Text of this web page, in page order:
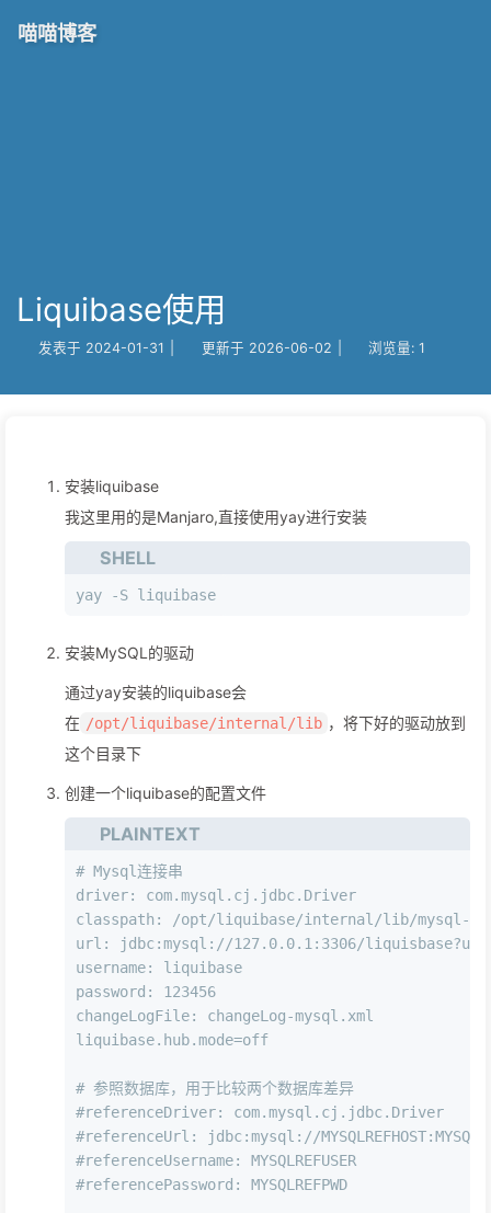
喵喵博客
Liquibase使用
发表于 2024-01-31 更新于 2026-06-02 浏览量: 1
安装liquibase
我这里用的是Manjaro,直接使用yay进行安装
SHELL
yay -S liquibase
安装MySQL的驱动
通过yay安装的liquibase会
在 /opt/liquibase/internal/lib ，将下好的驱动放到
这个目录下
创建一个liquibase的配置文件
PLAINTEXT
# Mysql连接串
driver: com.mysql.cj.jdbc.Driver
classpath: /opt/liquibase/internal/lib/mysql-
url: jdbc:mysql://127.0.0.1:3306/
username: liquibase
password: 123456
changeLogFile: changeLog-mysql.xml
liquibase.hub.mode=off
# 参照数据库，用于比较两个数据库差异
#referenceDriver: com.mysql.cj.jdbc.Driver
#referenceUrl: jdbc:mysql://
#referenceUsername: MYSQLREFUSER
#referencePassword: MYSQLREFPWD